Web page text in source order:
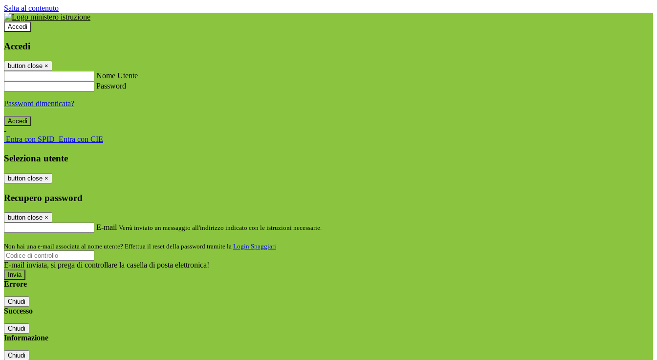
Salta al contenuto
Accedi
Accedi
button close ×
Nome Utente
Password
Password dimenticata?
-
Entra con SPID Entra con CIE
Seleziona utente
button close ×
Recupero password
button close ×
E-mail Verrà inviato un messaggio all'indirizzo indicato con le istruzioni necessarie.
Non hai una e-mail associata al nome utente? Effettua il reset della password tramite la Login Spaggiari
E-mail inviata, si prega di controllare la casella di posta elettronica!
Errore
Chiudi
Successo
Chiudi
Informazione
Chiudi